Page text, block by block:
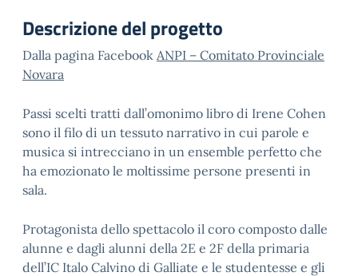
Descrizione del progetto
Dalla pagina Facebook ANPI – Comitato Provinciale
Novara
Passi scelti tratti dall’omonimo libro di Irene Cohen
sono il filo di un tessuto narrativo in cui parole e
musica si intrecciano in un ensemble perfetto che
ha emozionato le moltissime persone presenti in
sala.
Protagonista dello spettacolo il coro composto dalle
alunne e dagli alunni della 2E e 2F della primaria
dell’IC Italo Calvino di Galliate e le studentesse e gli